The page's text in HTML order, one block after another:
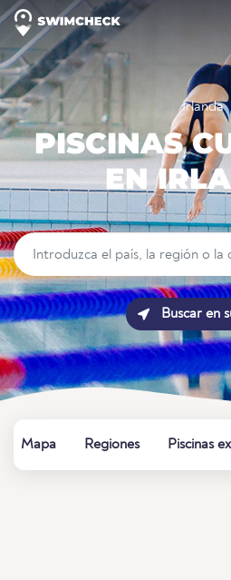
Irlanda
PISCINAS
EN
Buscar en
Mapa Regiones Piscinas